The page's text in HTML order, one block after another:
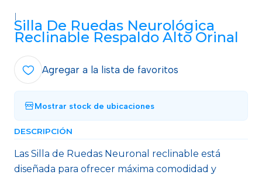
|
Silla De Ruedas Neurológica
Reclinable Respaldo Alto Orinal
Agregar a la lista de favoritos
Mostrar stock de ubicaciones
DESCRIPCIÓN
Las Silla de Ruedas Neuronal reclinable está
diseñada para ofrecer máxima comodidad y